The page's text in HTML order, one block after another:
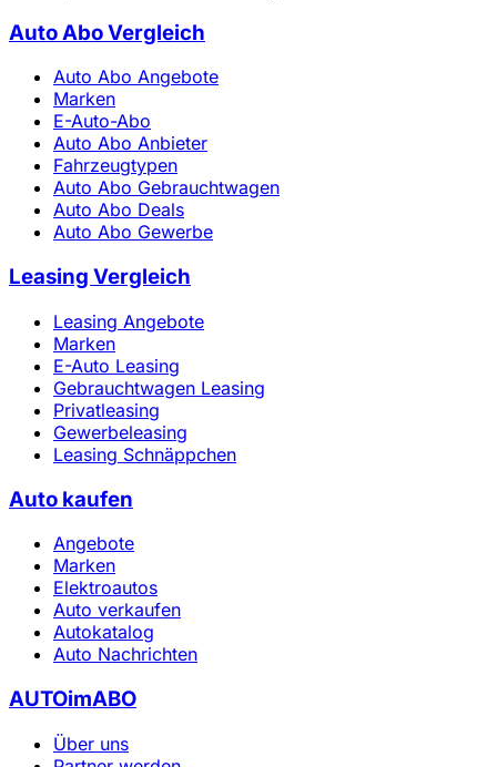
Auto Abo Vergleich
Auto Abo Angebote
Marken
E-Auto-Abo
Auto Abo Anbieter
Fahrzeugtypen
Auto Abo Gebrauchtwagen
Auto Abo Deals
Auto Abo Gewerbe
Leasing Vergleich
Leasing Angebote
Marken
E-Auto Leasing
Gebrauchtwagen Leasing
Privatleasing
Gewerbeleasing
Leasing Schnäppchen
Auto kaufen
Angebote
Marken
Elektroautos
Auto verkaufen
Autokatalog
Auto Nachrichten
AUTOimABO
Über uns